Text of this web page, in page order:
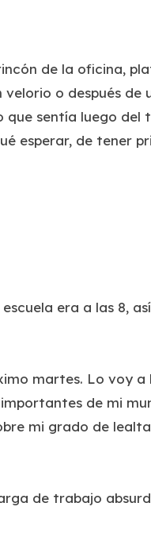
de la oficina,
o después de
sentía luego del
esperar, de tener
era a las 8,
martes. Lo voy a
de mi
mi grado de
de trabajo